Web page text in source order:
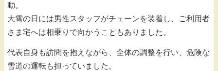
動。
大雪の日には男性スタッフがチェーンを装着し、ご利用者
さま宅へは相乗りで向かうこともありました。
代表自身も訪問を抱えながら、全体の調整を行い、危険な
雪道の運転も担っていました。